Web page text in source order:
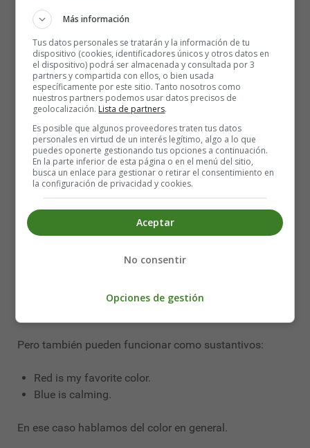
What color is it?
No se dice:
❌ What is the color? (suena muy formal o técnico)
Tampoco se usa plural en la pregunta general:
❌ What colors is it?
Solo usamos plural si hablamos de varios objetos:
What colors are the flags?
Pero también pueden funcionar como sustantivos:
Red is my favorite color.
Blue is calming.
En ese caso hablamos del color en general.
Más información
Tus datos personales se tratarán y la información de tu
dispositivo (cookies, identificadores únicos y otros datos en
el dispositivo) podrá ser almacenada y consultada por 3
partners y compartida con ellos, o bien usada
específicamente por este sitio. Tanto nosotros como
nuestros partners podemos usar datos precisos de
geolocalización. Lista de partners.
Es posible que algunos proveedores traten tus datos
personales en virtud de un interés legítimo, algo a lo que
puedes oponerte gestionando tus opciones a continuación.
En la parte inferior de esta página o en el menú del sitio,
busca un enlace para gestionar o retirar el consentimiento en
la configuración de privacidad y cookies.
Aceptar
No consentir
Opciones de gestión